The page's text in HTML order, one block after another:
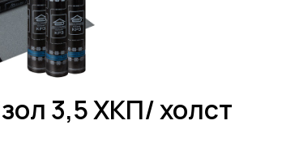
3,5 ХКП/ холст